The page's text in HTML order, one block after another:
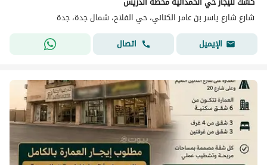
شارع شارع ياسر بن عامر الكناني، حي الفلاح، شمال جدة، جدة
الإيميل
اتصال